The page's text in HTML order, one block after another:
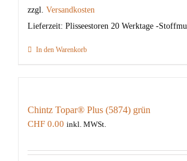
zzgl. Versandkosten
Lieferzeit: Plisseestoren 20 Werktage -
In den Warenkorb
Chintz Topar® Plus (5874) grün
CHF 0.00 inkl. MWSt.